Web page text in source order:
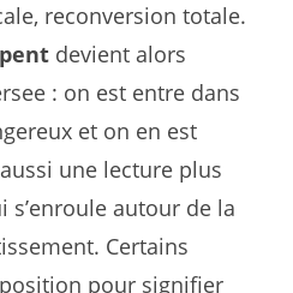
reconversion totale.
devient alors
: on est entre dans
et on en est
une lecture plus
s’enroule autour de la
Certains
pour signifier